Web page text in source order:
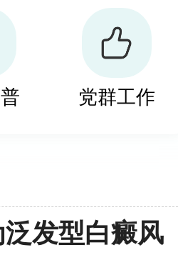
、微小皮片移
党群工作
发型白癜风